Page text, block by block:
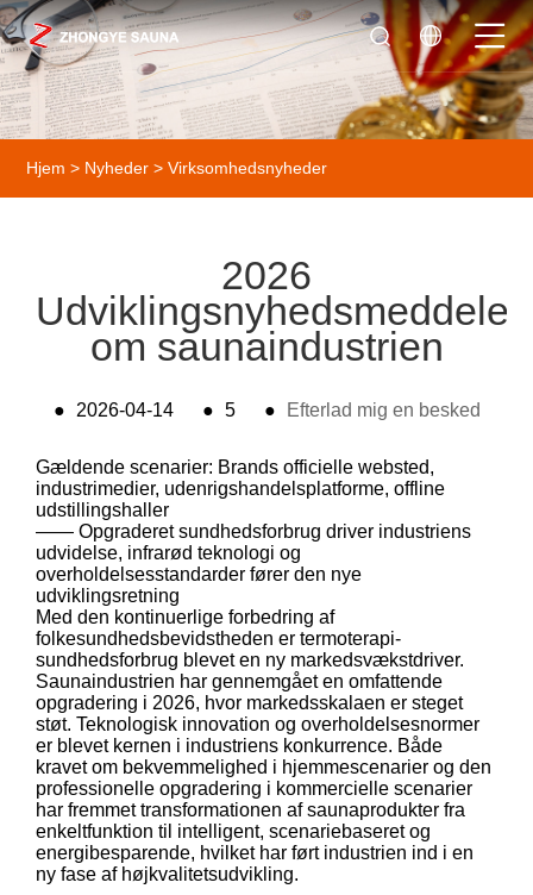
Hjem > Nyheder >Virksomhedsnyheder
2026
om saunaindustrien
● 2026-04-14 ● 5 ● Efterlad mig en besked
Gældende scenarier: Brands officielle websted,
industrimedier, udenrigshandelsplatforme, offline
udstillingshaller
—— Opgraderet sundhedsforbrug driver industriens
udvidelse, infrarød teknologi og
overholdelsesstandarder fører den nye
udviklingsretning
Med den kontinuerlige forbedring af
folkesundhedsbevidstheden er termoterapi-
sundhedsforbrug blevet en ny markedsvækstdriver.
Saunaindustrien har gennemgået en omfattende
opgradering i 2026, hvor markedsskalaen er steget
støt. Teknologisk innovation og overholdelsesnormer
er blevet kernen i industriens konkurrence. Både
kravet om bekvemmelighed i hjemmescenarier og den
professionelle opgradering i kommercielle scenarier
har fremmet transformationen af ​​saunaprodukter fra
enkeltfunktion til intelligent, scenariebaseret og
energibesparende, hvilket har ført industrien ind i en
ny fase af højkvalitetsudvikling.